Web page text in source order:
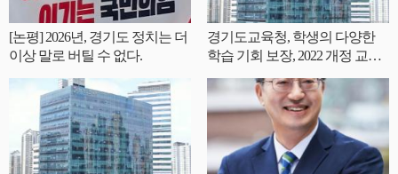
[논평] 2026년, 경기도 정치는 더
이상 말로 버틸 수 없다.
경기도교육청, 학생의 다양한
학습 기회 보장, 2022 개정 교육